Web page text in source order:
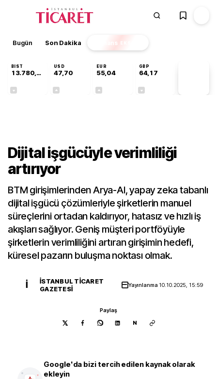
Bugün Son Dakika Finans EKSTRA
BIST
13.780,94
USD
47,70
EUR
55,04
GBP
64,17
Dijital işgücüyle verimliliği
artırıyor
BTM girişimlerinden Arya-AI, yapay zeka tabanlı
dijital işgücü çözümleriyle şirketlerin manuel
süreçlerini ortadan kaldırıyor, hatasız ve hızlı iş
akışları sağlıyor. Geniş müşteri portföyüyle
şirketlerin verimliliğini artıran girişimin hedefi,
küresel pazarın buluşma noktası olmak.
İ
İSTANBUL TICARET
GAZETESI
Yayınlanma 10.10.2025, 15:59
Paylaş
N
Google'da bizi tercih edilen kaynak olarak
ekleyin